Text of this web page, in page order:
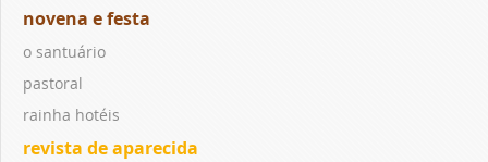
novena e festa
o santuário
pastoral
rainha hotéis
revista de aparecida